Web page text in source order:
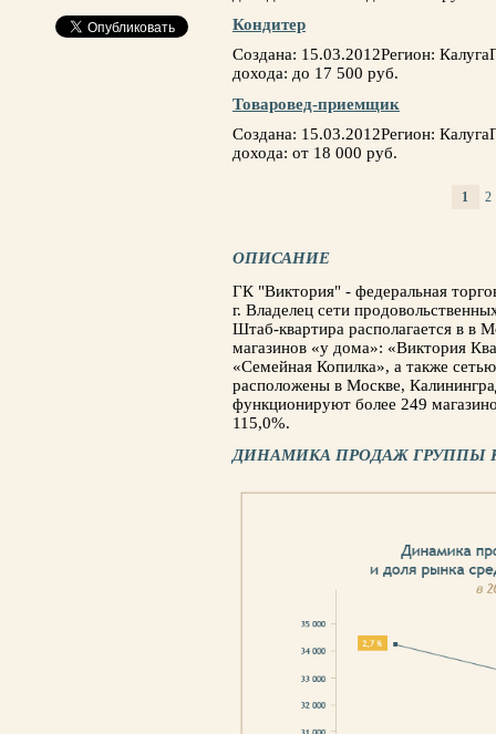
Кондитер
Создана: 15.03.2012Регион:
дохода: до 17 500 руб.
Товаровед-приемщик
Создана: 15.03.2012Регион:
дохода: от 18 000 руб.
1 2
ОПИСАНИЕ
ГК "Виктория" - федеральная
г. Владелец сети
Штаб-квартира располагается в в
магазинов «у дома»: «Виктория
«Семейная Копилка», а также
расположены в Москве,
функционируют более 249
115,0%.
ДИНАМИКА ПРОДАЖ ГРУППЫ